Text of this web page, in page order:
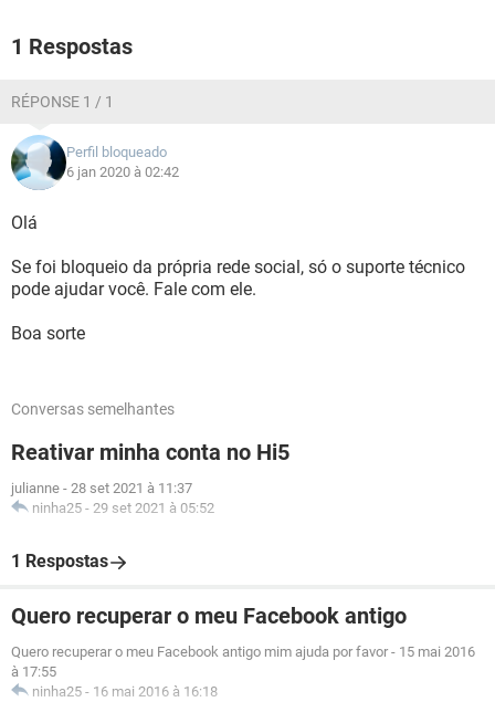
1 Respostas
RÉPONSE 1 / 1
Perfil bloqueado
6 jan 2020 à 02:42
Olá
Se foi bloqueio da própria rede social, só o suporte técnico
pode ajudar você. Fale com ele.
Boa sorte
Conversas semelhantes
Reativar minha conta no Hi5
julianne - 28 set 2021 à 11:37
ninha25 - 29 set 2021 à 05:52
1 Respostas
Quero recuperar o meu Facebook antigo
Quero recuperar o meu Facebook antigo mim ajuda por favor - 15 mai 2016
à 17:55
ninha25 - 16 mai 2016 à 16:18